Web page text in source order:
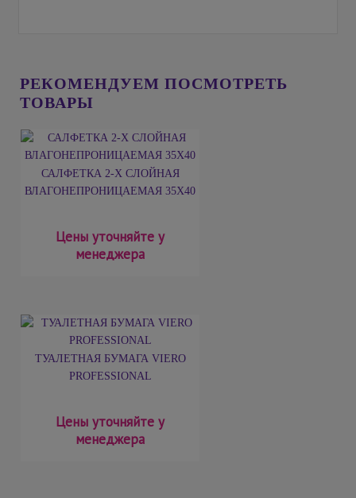
РЕКОМЕНДУЕМ ПОСМОТРЕТЬ
ТОВАРЫ
САЛФЕТКА 2-Х СЛОЙНАЯ
ВЛАГОНЕПРОНИЦАЕМАЯ 35Х40
Цены уточняйте у
менеджера
ТУАЛЕТНАЯ БУМАГА VIERO
PROFESSIONAL
Цены уточняйте у
менеджера